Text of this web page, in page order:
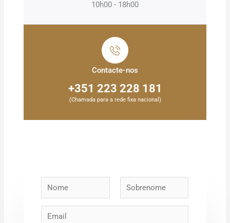
10h00 - 18h00
Contacte-nos
+351 223 228 181
(Chamada para a rede fixa nacional)